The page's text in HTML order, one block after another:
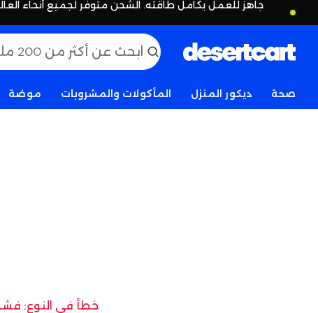
جاهز للعمل بكامل طاقته. الشحن متوفر لجميع أنحاء
صحة ديكور المنزل المأكولات والمشروبات موضة
خطأ في النوع: فشل